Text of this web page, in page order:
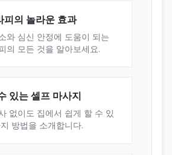
피의 놀라운 효과
와 심신 안정에 도움이 되는
의 모든 것을 알아보세요.
있는 셀프 마사지
없이도 집에서 쉽게 할 수 있
방법을 소개합니다.